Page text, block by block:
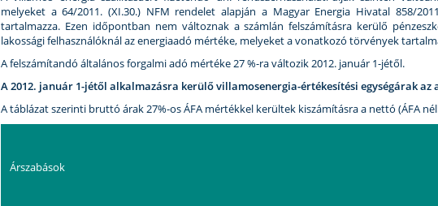
melyeket a 64/2011. (XI.30.) NFM rendelet alapján a Magyar Energia Hivatal 858/
tartalmazza. Ezen időpontban nem változnak a számlán felszámításra kerülő
lakossági felhasználóknál az energiaadó mértéke, melyeket a vonatkozó törvények
A felszámítandó általános forgalmi adó mértéke 27 %-ra változik 2012. január 1-jétől.
A 2012. január 1-jétől alkalmazásra kerülő villamosenergia-értékesítési egységárak az
A táblázat szerinti bruttó árak 27%-os ÁFA mértékkel kerültek kiszámításra a nettó (ÁFA
Árszabások